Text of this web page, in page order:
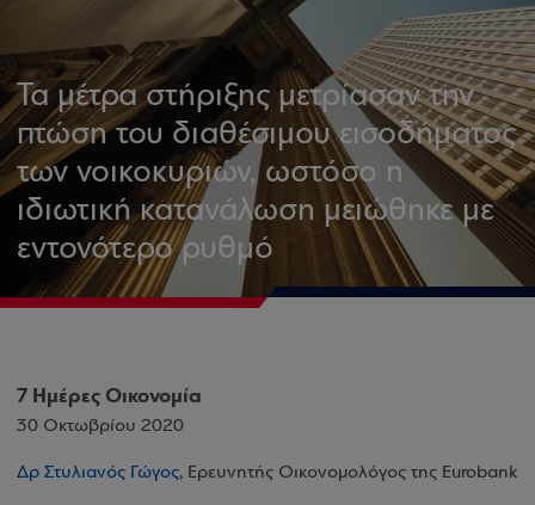
Τα μέτρα στήριξης μετρίασαν την
πτώση του διαθέσιμου εισοδήματος
των νοικοκυριών, ωστόσο η
ιδιωτική κατανάλωση μειώθηκε με
εντονότερο ρυθμό
7 Ημέρες Οικονομία
30 Οκτωβρίου 2020
Δρ Στυλιανός Γώγος, Ερευνητής Οικονομολόγος της Eurobank